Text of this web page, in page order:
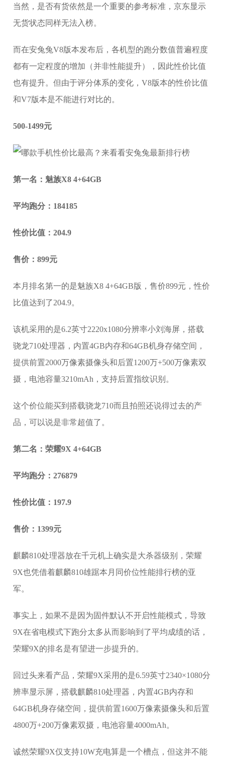
当然，是否有货依然是一个重要的参考标准，京东显示
无货状态同样无法入榜。
而在安兔兔V8版本发布后，各机型的跑分数值普遍程度
都有一定程度的增加（并非性能提升），因此性价比值
也有提升。但由于评分体系的变化，V8版本的性价比值
和V7版本是不能进行对比的。
500-1499元
第一名：魅族X8 4+64GB
平均跑分：184185
性价比值：204.9
售价：899元
本月排名第一的是魅族X8 4+64GB版，售价899元，性价
比值达到了204.9。
该机采用的是6.2英寸2220x1080分辨率小刘海屏，搭载
骁龙710处理器，内置4GB内存和64GB机身存储空间，
提供前置2000万像素摄像头和后置1200万+500万像素双
摄，电池容量3210mAh，支持后置指纹识别。
这个价位能买到搭载骁龙710而且拍照还说得过去的产
品，可以说是非常超值了。
第二名：荣耀9X 4+64GB
平均跑分：276879
性价比值：197.9
售价：1399元
麒麟810处理器放在千元机上确实是大杀器级别，荣耀
9X也凭借着麒麟810雄踞本月同价位性能排行榜的亚
军。
事实上，如果不是因为固件默认不开启性能模式，导致
9X在省电模式下跑分太多从而影响到了平均成绩的话，
荣耀9X的排名是有望进一步提升的。
回过头来看产品，荣耀9X采用的是6.59英寸2340×1080分
辨率显示屏，搭载麒麟810处理器，内置4GB内存和
64GB机身存储空间，提供前置1600万像素摄像头和后置
4800万+200万像素双摄，电池容量4000mAh。
诚然荣耀9X仅支持10W充电算是一个槽点，但这并不能